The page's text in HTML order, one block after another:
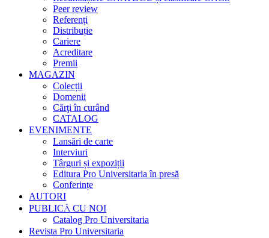
Peer review
Referenți
Distribuție
Cariere
Acreditare
Premii
MAGAZIN
Colecții
Domenii
Cărţi în curând
CATALOG
EVENIMENTE
Lansări de carte
Interviuri
Târguri și expoziții
Editura Pro Universitaria în presă
Conferințe
AUTORI
PUBLICĂ CU NOI
Catalog Pro Universitaria
Revista Pro Universitaria